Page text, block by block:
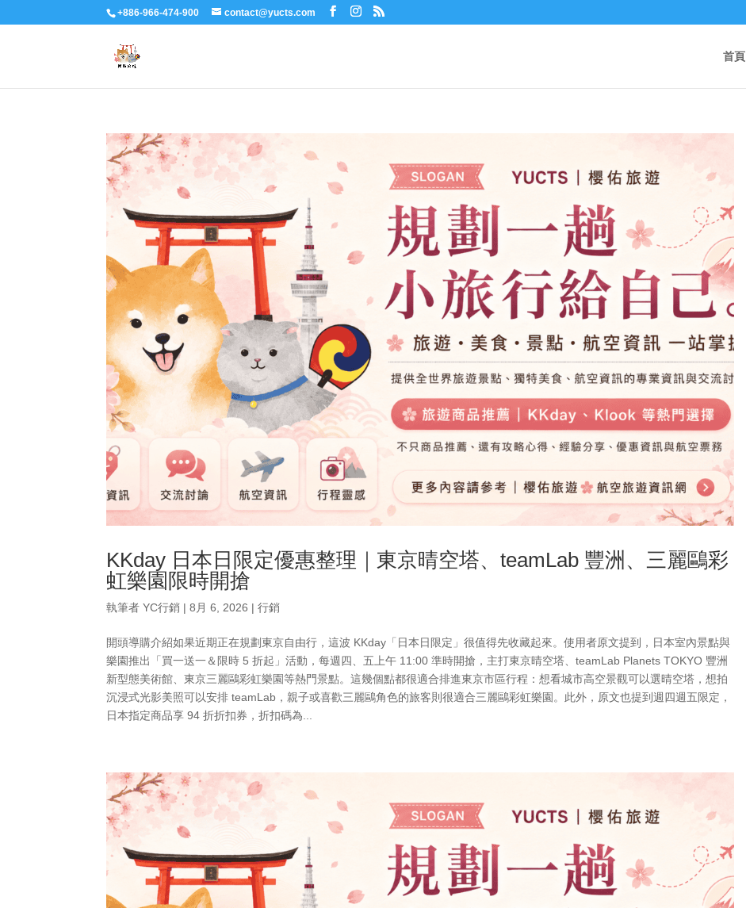
+886-966-474-900 contact@yucts.com
首頁
KKday 日本日限定優惠整理｜東京晴空塔、teamLab 豐洲、三麗鷗彩
虹樂園限時開搶
執筆者YC行銷 |8月 6, 2026 |行銷
開頭導購介紹如果近期正在規劃東京自由行，這波 KKday「日本日限定」很值得先收藏起來。使用者原文提到，日本室內景點與
樂園推出「買一送一＆限時 5 折起」活動，每週四、五上午 11:00 準時開搶，主打東京晴空塔、teamLab Planets TOKYO 豐洲
新型態美術館、東京三麗鷗彩虹樂園等熱門景點。這幾個點都很適合排進東京市區行程：想看城市高空景觀可以選晴空塔，想拍
沉浸式光影美照可以安排 teamLab，親子或喜歡三麗鷗角色的旅客則很適合三麗鷗彩虹樂園。此外，原文也提到週四週五限定，
日本指定商品享 94 折折扣券，折扣碼為...